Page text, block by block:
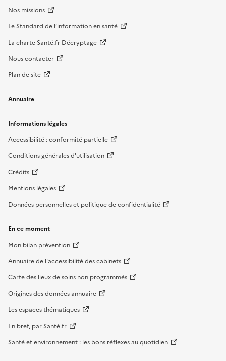
Nos missions
Le Standard de l’information en santé
La charte Santé.fr Décryptage
Nous contacter
Plan de site
Annuaire
Informations légales
Accessibilité : conformité partielle
Conditions générales d'utilisation
Crédits
Mentions légales
Données personnelles et politique de confidentialité
En ce moment
Mon bilan prévention
Annuaire de l'accessibilité des cabinets
Carte des lieux de soins non programmés
Origines des données annuaire
Les espaces thématiques
En bref, par Santé.fr
Santé et environnement : les bons réflexes au quotidien